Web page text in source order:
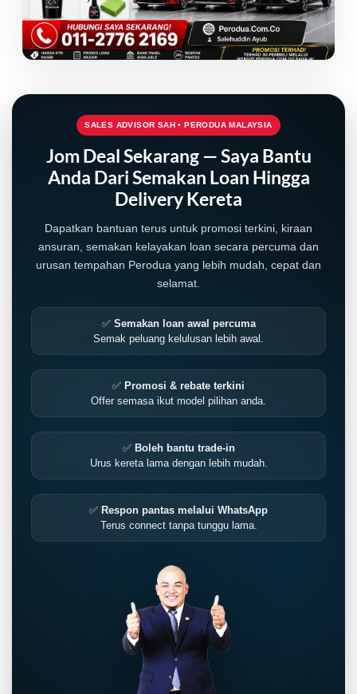
SALES ADVISOR SAH • PERODUA MALAYSIA
Jom Deal Sekarang — Saya Bantu
Anda Dari Semakan Loan Hingga
Delivery Kereta
Dapatkan bantuan terus untuk promosi terkini, kiraan
ansuran, semakan kelayakan loan secara percuma dan
urusan tempahan Perodua yang lebih mudah, cepat dan
selamat.
✅ Semakan loan awal percuma
Semak peluang kelulusan lebih awal.
✅ Promosi & rebate terkini
Offer semasa ikut model pilihan anda.
✅ Boleh bantu trade-in
Urus kereta lama dengan lebih mudah.
✅ Respon pantas melalui WhatsApp
Terus connect tanpa tunggu lama.